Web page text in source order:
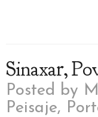
Sinaxar,
Posted by
Peisaje,